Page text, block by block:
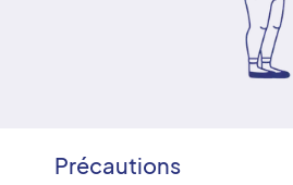
Précautions